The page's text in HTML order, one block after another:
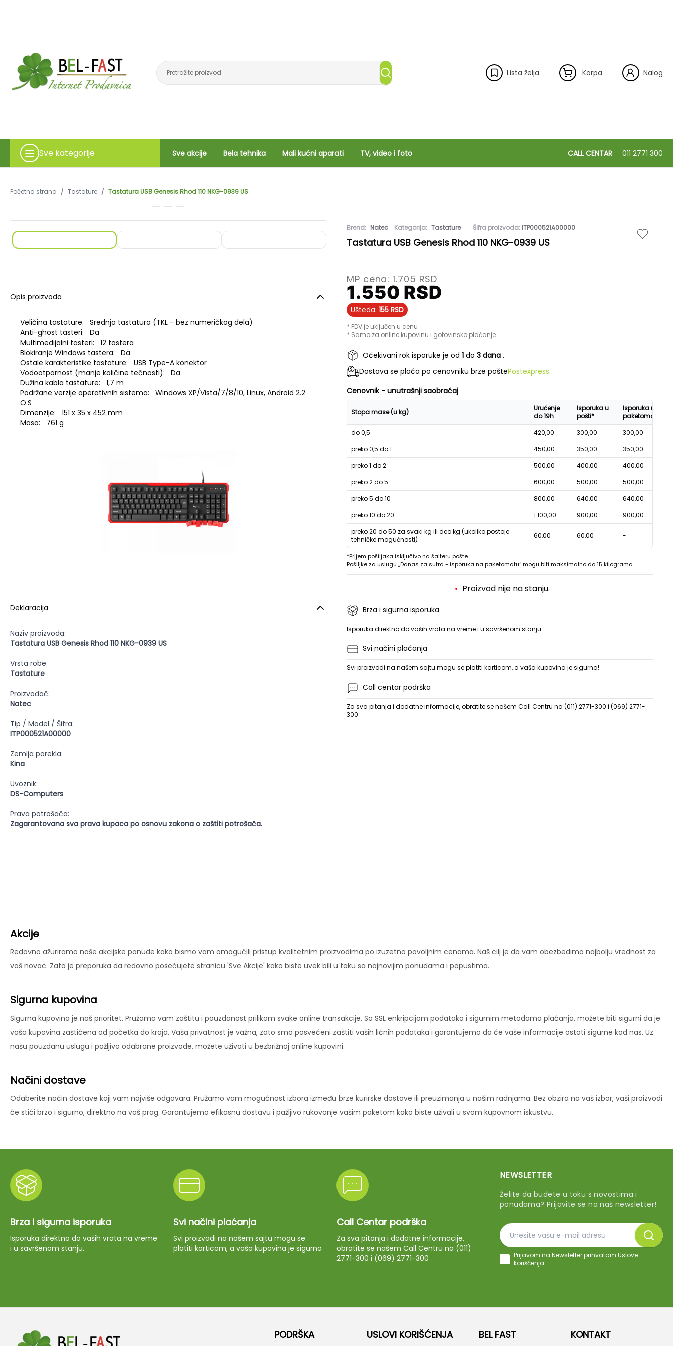
Lista želja Korpa Nalog
Sve kategorije Sve akcije Bela tehnika Mali kućni aparati TV, video i foto CALL CENTAR 011 2771 300
Početna strana / Tastature / Tastatura USB Genesis Rhod 110 NKG-0939 US
Opis proizvoda
Veličina tastature: Srednja tastatura (TKL - bez numeričkog dela)
Anti-ghost tasteri: Da
Multimedijalni tasteri: 12 tastera
Blokiranje Windows tastera: Da
Ostale karakteristike tastature: USB Type-A konektor
Vodootpornost (manje količine tečnosti): Da
Dužina kabla tastature: 1,7 m
Podržane verzije operativnih sistema: Windows XP/Vista/7/8/10, Linux, Android 2.2
O.S
Dimenzije: 151 x 35 x 452 mm
Masa: 761 g
Deklaracija
Naziv proizvoda:
Tastatura USB Genesis Rhod 110 NKG-0939 US
Vrsta robe:
Tastature
Proizvođač:
Natec
Tip / Model / Šifra:
ITP000521A00000
Zemlja porekla:
Kina
Uvoznik:
DS-Computers
Prava potrošača:
Zagarantovana sva prava kupaca po osnovu zakona o zaštiti potrošača.
Brend: Natec Kategorija: Tastature Šifra proizvoda: ITP000521A00000
Tastatura USB Genesis Rhod 110 NKG-0939 US
MP cena:1.705 RSD
1.550 RSD
Ušteda: 155 RSD
* PDV je uključen u cenu
* Samo za online kupovinu i gotovinsko plaćanje
Očekivani rok isporuke je od 1 do 3 dana .
Dostava se plaća po cenovniku brze poštePostexpress.
Cenovnik - unutrašnji saobraćaj
Stopa mase (u kg)
Uručenje
do 19h
Isporuka u
pošti*
Isporuka na
paketomatu*
do 0,5
420,00 300,00
300,00
preko 0,5 do 1
450,00 350,00
350,00
preko 1 do 2
500,00 400,00
400,00
preko 2 do 5
600,00 500,00
500,00
preko 5 do 10
800,00 640,00
640,00
preko 10 do 20
1.100,00 900,00
900,00
preko 20 do 50 za svaki kg ili deo kg (ukoliko postoje
tehničke mogućnosti)
60,00 60,00 -
*Prijem pošiljaka isključivo na šalteru pošte.
Pošiljke za uslugu „Danas za sutra - isporuka na paketomatu“ mogu biti maksimalno do 15 kilograma.
Proizvod nije na stanju.
Brza i sigurna isporuka
Isporuka direktno do vaših vrata na vreme i u savršenom stanju.
Svi načini plaćanja
Svi proizvodi na našem sajtu mogu se platiti karticom, a vaša kupovina je sigurna!
Call centar podrška
Za sva pitanja i dodatne informacije, obratite se našem Call Centru na (011) 2771-300 i (069) 2771-
300
Akcije
Redovno ažuriramo naše akcijske ponude kako bismo vam omogućili pristup kvalitetnim proizvodima po izuzetno povoljnim cenama. Naš cilj je da vam obezbedimo najbolju vrednost za
vaš novac. Zato je preporuka da redovno posećujete stranicu 'Sve Akcije' kako biste uvek bili u toku sa najnovijim ponudama i popustima.
Sigurna kupovina
Sigurna kupovina je naš prioritet. Pružamo vam zaštitu i pouzdanost prilikom svake online transakcije. Sa SSL enkripcijom podataka i sigurnim metodama plaćanja, možete biti sigurni da je
vaša kupovina zaštićena od početka do kraja. Vaša privatnost je važna, zato smo posvećeni zaštiti vaših ličnih podataka i garantujemo da će vaše informacije ostati sigurne kod nas. Uz
našu pouzdanu uslugu i pažljivo odabrane proizvode, možete uživati u bezbrižnoj online kupovini.
Načini dostave
Odaberite način dostave koji vam najviše odgovara. Pružamo vam mogućnost izbora između brze kurirske dostave ili preuzimanja u našim radnjama. Bez obzira na vaš izbor, vaši proizvodi
će stići brzo i sigurno, direktno na vaš prag. Garantujemo efikasnu dostavu i pažljivo rukovanje vašim paketom kako biste uživali u svom kupovnom iskustvu.
Brza i sigurna isporuka
Isporuka direktno do vaših vrata na vreme
i u savršenom stanju.
Svi načini plaćanja
Svi proizvodi na našem sajtu mogu se
platiti karticom, a vaša kupovina je sigurna
Call Centar podrška
Za sva pitanja i dodatne informacije,
obratite se našem Call Centru na (011)
2771-300 i (069) 2771-300
NEWSLETTER
Želite da budete u toku s novostima i
ponudama? Prijavite se na naš newsletter!
Prijavom na Newsletter prihvatam Uslove
korišćenja
PODRŠKA USLOVI KORIŠĆENJA BEL FAST KONTAKT